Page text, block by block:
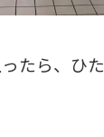
たら、ひ